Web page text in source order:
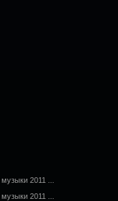
музыки 2011 ...
музыки 2011 ...